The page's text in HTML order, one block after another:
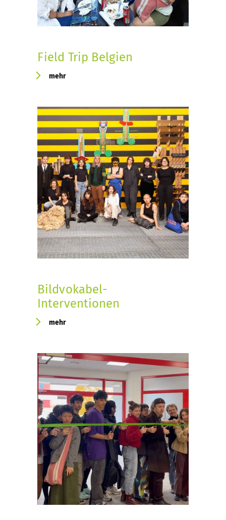
Field Trip Belgien
mehr
Bildvokabel-
Interventionen
mehr